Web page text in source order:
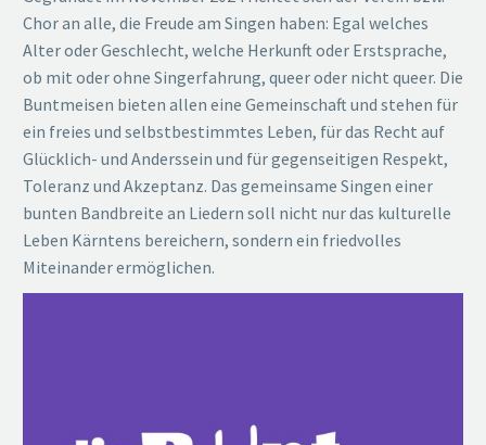
Chor an alle, die Freude am Singen haben: Egal welches
Alter oder Geschlecht, welche Herkunft oder Erstsprache,
ob mit oder ohne Singerfahrung, queer oder nicht queer. Die
Buntmeisen bieten allen eine Gemeinschaft und stehen für
ein freies und selbstbestimmtes Leben, für das Recht auf
Glücklich- und Anderssein und für gegenseitigen Respekt,
Toleranz und Akzeptanz. Das gemeinsame Singen einer
bunten Bandbreite an Liedern soll nicht nur das kulturelle
Leben Kärntens bereichern, sondern ein friedvolles
Miteinander ermöglichen.